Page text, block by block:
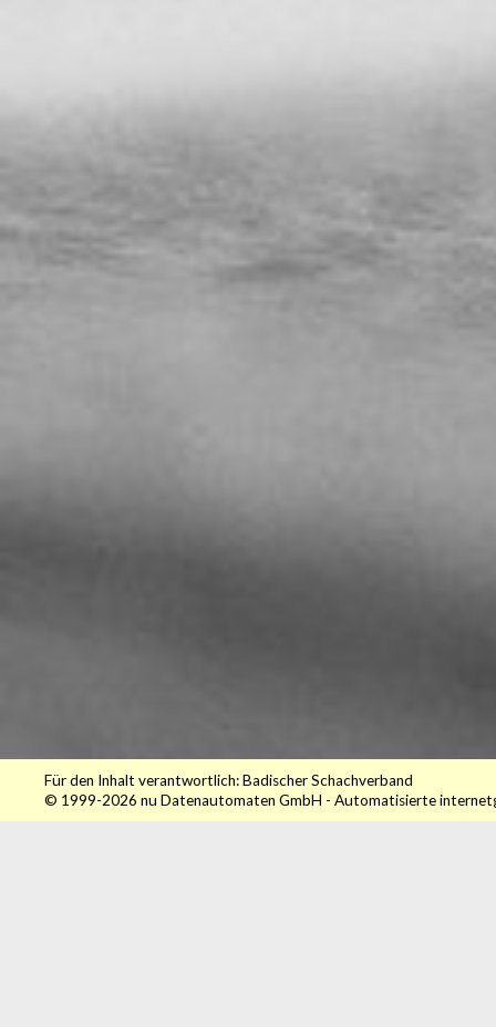
Für den Inhalt verantwortlich: Badischer Schachverband
© 1999-2026 nu Datenautomaten GmbH - Automatisierte